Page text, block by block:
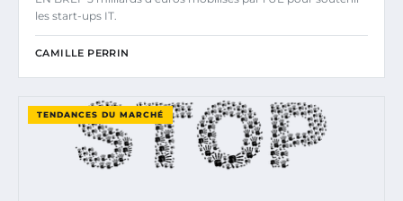
les start-ups IT.
CAMILLE PERRIN
TENDANCES DU MARCHÉ